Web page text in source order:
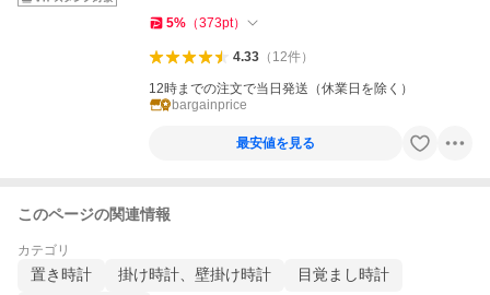
5% （373pt）
4.33（ 12件）
12時までの注文で当日発送（休業日を除く）
bargainprice
最安値を見る
このページの関連情報
カテゴリ
置き時計 掛け時計、壁掛け時計
目覚まし時計